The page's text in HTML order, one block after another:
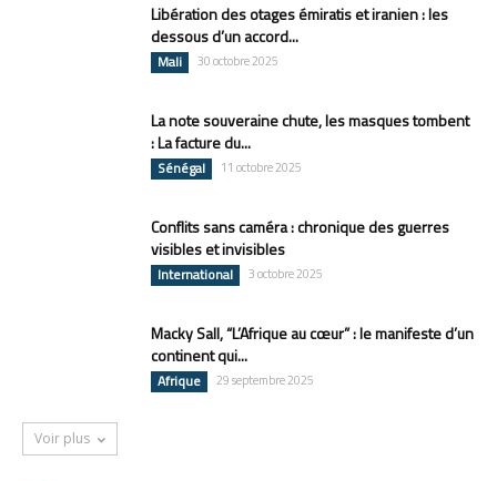
Libération des otages émiratis et iranien : les
dessous d’un accord...
Mali 30 octobre 2025
La note souveraine chute, les masques tombent
: La facture du...
Sénégal 11 octobre 2025
Conflits sans caméra : chronique des guerres
visibles et invisibles
International 3 octobre 2025
Macky Sall, “L’Afrique au cœur” : le manifeste d’un
continent qui...
Afrique 29 septembre 2025
Voir plus